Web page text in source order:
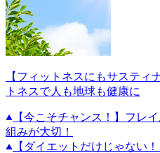
【フィットネスにもサスティ
トネスで人も地球も健康に
【今こそチャンス！】フレ
組みが大切！
【ダイエットだけじゃない